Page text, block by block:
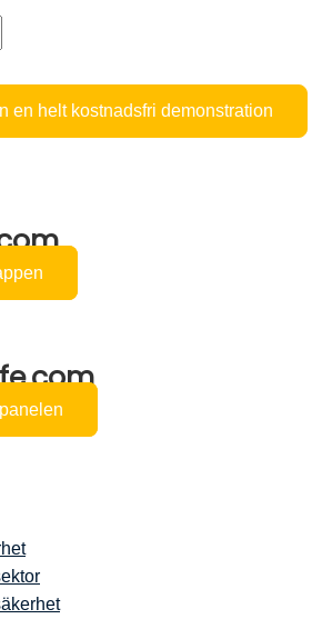
en helt kostnadsfri demonstration